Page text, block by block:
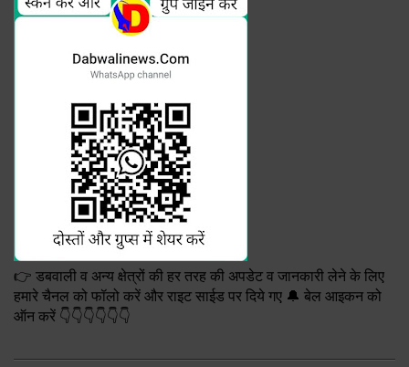
👉 डबवाली व अन्य क्षेत्रों की हर तरह की अपडेट व जानकारी लेने के लिए
हमारे चैनल को फॉलो करें और राइट साईड पर दिये गए 🔔 बेल आइकन को
ऑन करें 👇👇👇👇👇👇